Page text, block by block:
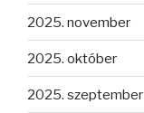
2025. november
2025. október
2025. szeptember